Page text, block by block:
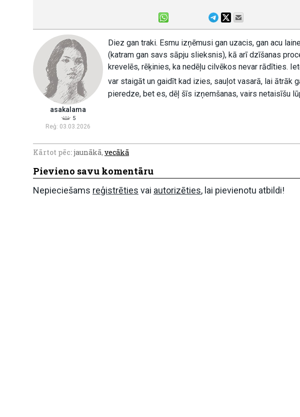
asakalama
5
Reģ: 03.03.2026
Diez gan traki. Esmu izņēmusi gan uzacis, gan acu
(katram gan savs sāpju slieksnis), kā arī dzīšanas
krevelēs, rēķinies, ka nedēļu cilvēkos nevar rādīties.
var staigāt un gaidīt kad izies, sauļot vasarā, lai ātrāk
pieredze, bet es, dēļ šīs izņemšanas, vairs netaisīšu
Kārtot pēc:jaunākā,vecākā
Pievieno savu komentāru
Nepieciešams reģistrēties vai autorizēties, lai pievienotu atbildi!